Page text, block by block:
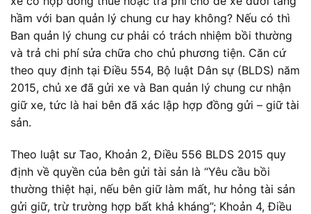
hầm với ban quản lý chung cư hay không? Nếu có thì
Ban quản lý chung cư phải có trách nhiệm bồi thường
và trả chi phí sửa chữa cho chủ phương tiện. Căn cứ
theo quy định tại Điều 554, Bộ luật Dân sự (BLDS) năm
2015, chủ xe đã gửi xe và Ban quản lý chung cư nhận
giữ xe, tức là hai bên đã xác lập hợp đồng gửi – giữ tài
sản.
Theo luật sư Tao, Khoản 2, Điều 556 BLDS 2015 quy
định về quyền của bên gửi tài sản là “Yêu cầu bồi
thường thiệt hại, nếu bên giữ làm mất, hư hỏng tài sản
gửi giữ, trừ trường hợp bất khả kháng”; Khoản 4, Điều